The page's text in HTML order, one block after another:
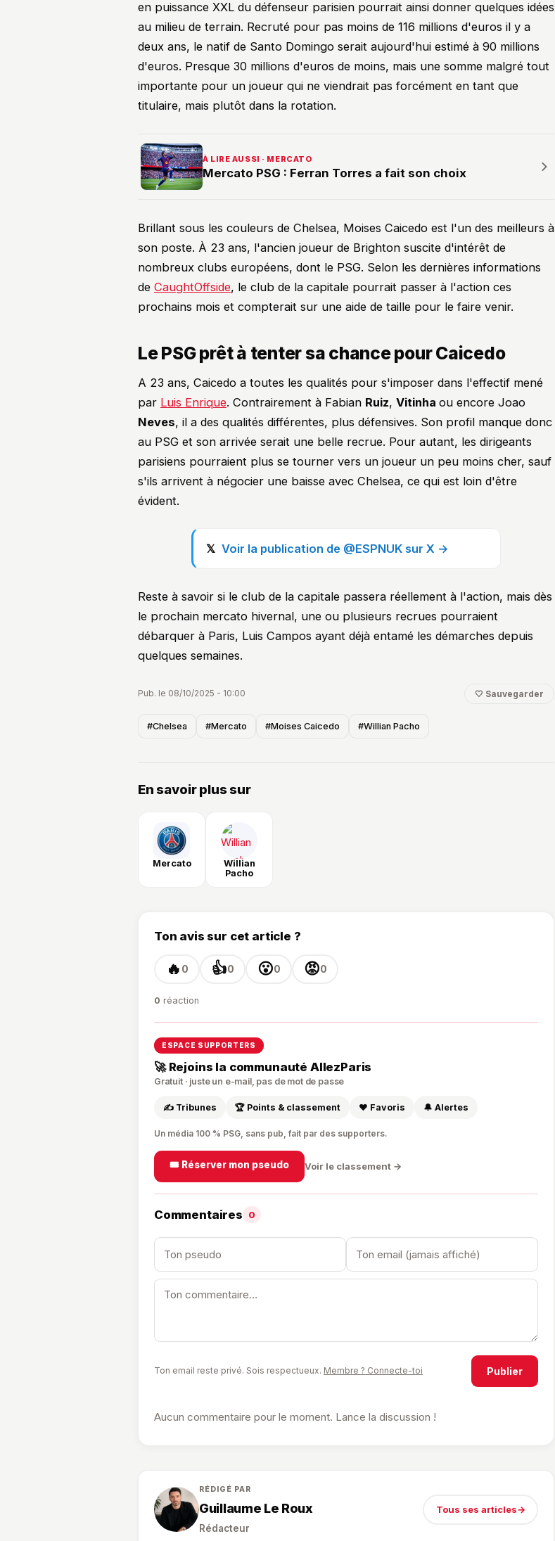
en puissance XXL du défenseur parisien pourrait ainsi donner quelques idées
au milieu de terrain. Recruté pour pas moins de 116 millions d'euros il y a
deux ans, le natif de Santo Domingo serait aujourd'hui estimé à 90 millions
d'euros. Presque 30 millions d'euros de moins, mais une somme malgré tout
importante pour un joueur qui ne viendrait pas forcément en tant que
titulaire, mais plutôt dans la rotation.
À LIRE AUSSI · MERCATO
Mercato PSG : Ferran Torres a fait son choix
Brillant sous les couleurs de Chelsea, Moises Caicedo est l'un des meilleurs à
son poste. À 23 ans, l'ancien joueur de Brighton suscite d'intérêt de
nombreux clubs européens, dont le PSG. Selon les dernières informations
de CaughtOffside, le club de la capitale pourrait passer à l'action ces
prochains mois et compterait sur une aide de taille pour le faire venir.
Le PSG prêt à tenter sa chance pour Caicedo
A 23 ans, Caicedo a toutes les qualités pour s'imposer dans l'effectif mené
par Luis Enrique. Contrairement à Fabian Ruiz, Vitinha ou encore Joao
Neves, il a des qualités différentes, plus défensives. Son profil manque donc
au PSG et son arrivée serait une belle recrue. Pour autant, les dirigeants
parisiens pourraient plus se tourner vers un joueur un peu moins cher, sauf
s'ils arrivent à négocier une baisse avec Chelsea, ce qui est loin d'être
évident.
Voir la publication de @ESPNUK sur X →
Reste à savoir si le club de la capitale passera réellement à l'action, mais dès
le prochain mercato hivernal, une ou plusieurs recrues pourraient
débarquer à Paris, Luis Campos ayant déjà entamé les démarches depuis
quelques semaines.
Pub. le 08/10/2025 - 10:00 🤍 Sauvegarder
#Chelsea #Mercato #Moises Caicedo #Willian Pacho
En savoir plus sur
Mercato
Willian
Pacho
Ton avis sur cet article ?
🔥 0 👍0 😮0 😡0
0 réaction
ESPACE SUPPORTERS
🚀 Rejoins la communauté AllezParis
Gratuit · juste un e-mail, pas de mot de passe
✍️ Tribunes 🏆 Points & classement ❤️ Favoris 🔔 Alertes
Un média 100 % PSG, sans pub, fait par des supporters.
🎟️ Réserver mon pseudo Voir le classement →
Commentaires 0
Ton email reste privé. Sois respectueux. Membre ? Connecte-toi Publier
Aucun commentaire pour le moment. Lance la discussion !
RÉDIGÉ PAR
Guillaume Le Roux
Rédacteur
Tous ses articles→